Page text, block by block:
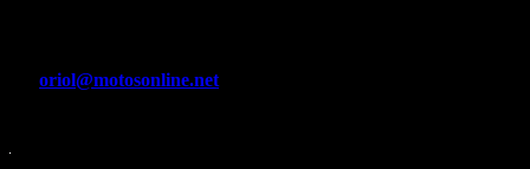
oriol@motosonline.net